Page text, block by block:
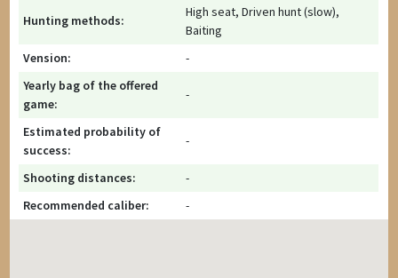
Hunting methods:
High seat, Driven hunt (slow),
Baiting
Vension:
-
Yearly bag of the offered
game:
-
Estimated probability of
success:
-
Shooting distances:
-
Recommended caliber:
-